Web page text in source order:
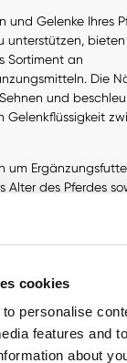
cookies
personalise
features and
about
und Gelenke Ihres
unterstützen, bieten
Sortiment an
Die
und
Gelenkflüssigkeit
um
Alter des Pferdes
angepasst sind.
Erhalt der
von Entzündungen